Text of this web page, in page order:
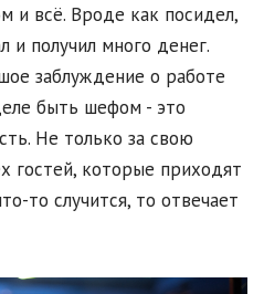
и всё. Вроде как посидел,
и получил много денег.
заблуждение о работе
быть шефом - это
Не только за свою
гостей, которые приходят
то случится, то отвечает